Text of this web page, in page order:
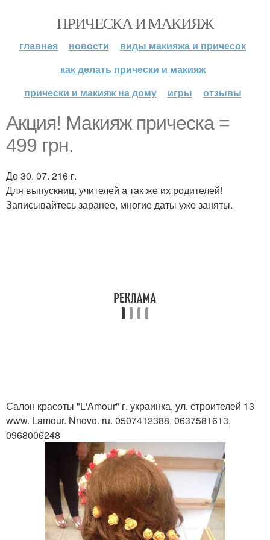
ПРИЧЕСКА И МАКИЯЖ
главная новости
виды макияжа и причесок
как делать прически и макияж
прически и макияж на дому
игры отзывы
Акция! Макияж прическа =
499 грн.
До 30. 07. 216 г.
Для выпускниц, учителей а так же их родителей!
Записывайтесь заранее, многие даты уже заняты.
Салон красоты "L'Amour" г. украинка, ул. строителей 13
www. Lamour. Nnovo. ru. 0507412388, 0637581613,
0968006248